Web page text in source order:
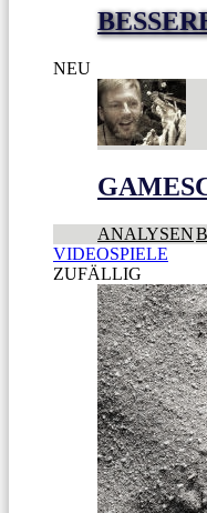
NEU
ANALYSEN
VIDEOSPIELE
ZUFÄLLIG